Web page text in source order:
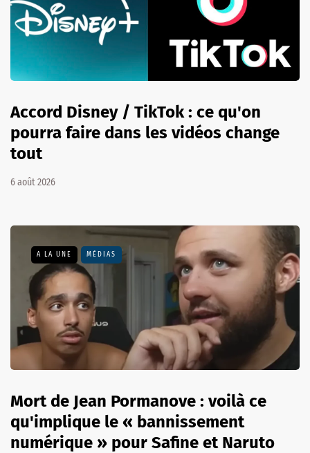
Accord Disney / TikTok : ce qu'on
pourra faire dans les vidéos change
tout
6 août 2026
A LA UNE MÉDIAS
Mort de Jean Pormanove : voilà ce
qu'implique le « bannissement
numérique » pour Safine et Naruto